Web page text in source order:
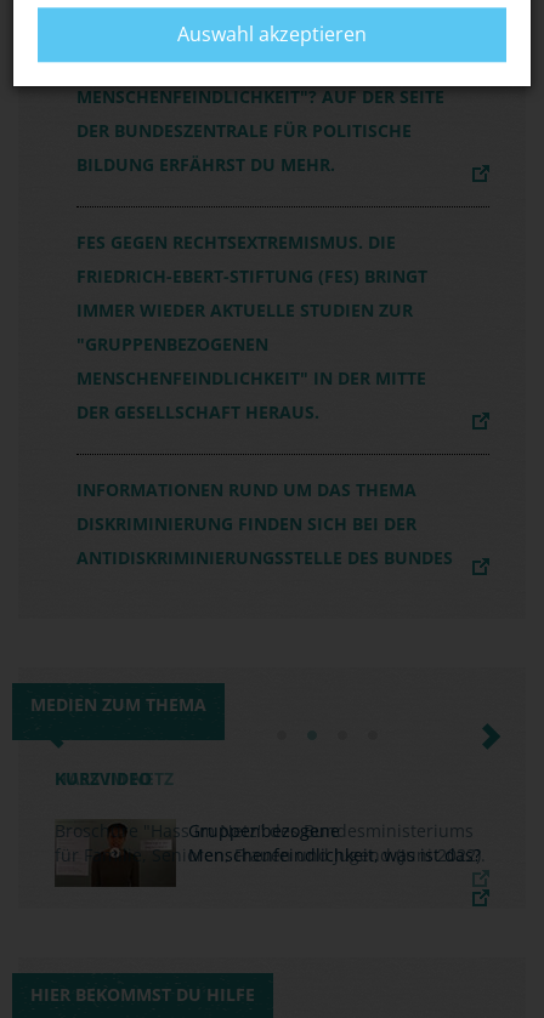
WANN SPRICHT MAN VON
"GRUPPENBEZOGENER
MENSCHENFEINDLICHKEIT"? AUF DER SEITE
DER BUNDESZENTRALE FÜR POLITISCHE
BILDUNG ERFÄHRST DU MEHR.
FES GEGEN RECHTSEXTREMISMUS. DIE
FRIEDRICH-EBERT-STIFTUNG (FES) BRINGT
IMMER WIEDER AKTUELLE STUDIEN ZUR
"GRUPPENBEZOGENEN
MENSCHENFEINDLICHKEIT" IN DER MITTE
DER GESELLSCHAFT HERAUS.
INFORMATIONEN RUND UM DAS THEMA
DISKRIMINIERUNG FINDEN SICH BEI DER
ANTIDISKRIMINIERUNGSSTELLE DES BUNDES
MEDIEN ZUM THEMA
KURZVIDEO
Gruppenbezogene
Menschenfeindlichkeit, was ist das?
Previous Next
Auswahl akzeptieren